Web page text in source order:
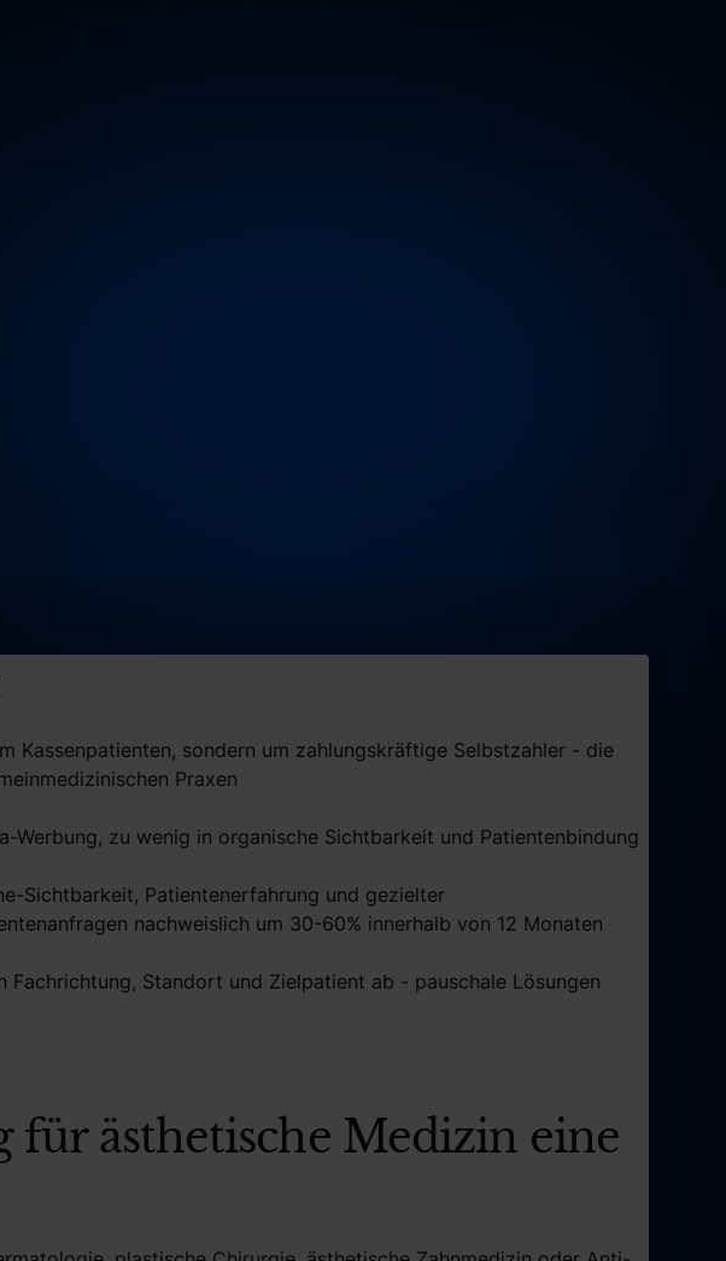
Kassenpatienten, sondern um zahlungskräftige Selbstzahler - die
Praxen
Werbung, zu wenig in organische Sichtbarkeit und Patientenbindung
Sichtbarkeit, Patientenerfahrung und gezielter
nachweislich um 30-60% innerhalb von 12 Monaten
Standort und Zielpatient ab - pauschale Lösungen
ästhetische Medizin eine